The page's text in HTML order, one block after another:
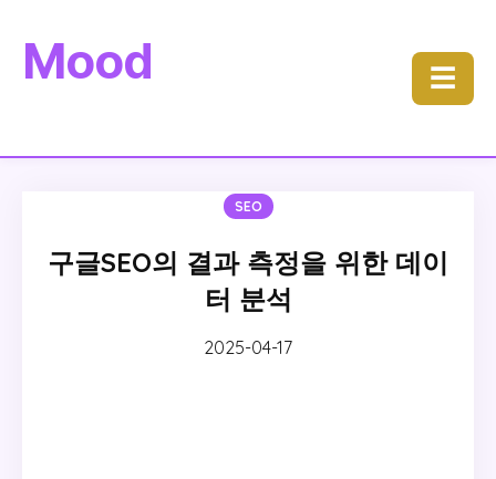
Mood ☰
SEO
구글SEO의 결과 측정을 위한 데이
터 분석
2025-04-17